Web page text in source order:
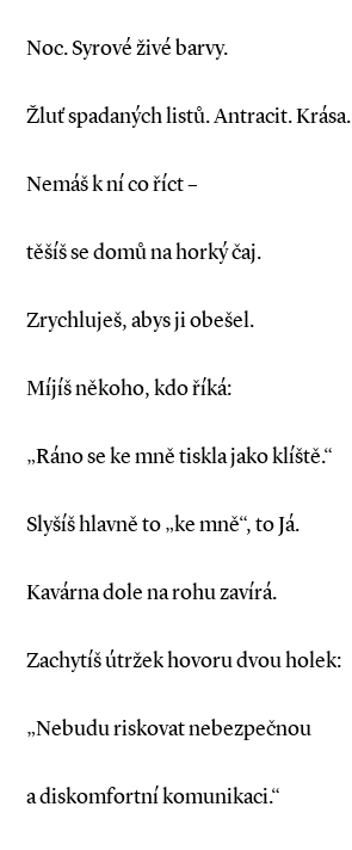
Noc. Syrové živé barvy.
Žluť spadaných listů. Antracit. Krása.
Nemáš k ní co říct –
těšíš se domů na horký čaj.
Zrychluješ, abys ji obešel.
Míjíš někoho, kdo říká:
„Ráno se ke mně tiskla jako klíště.“
Slyšíš hlavně to „ke mně“, to Já.
Kavárna dole na rohu zavírá.
Zachytíš útržek hovoru dvou holek:
„Nebudu riskovat nebezpečnou
a diskomfortní komunikaci.“